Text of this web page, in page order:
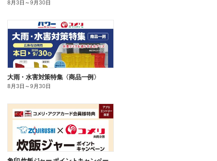
8月3日 ～9月30日
大雨・水害対策特集〈商品一例〉
8月3日 ～9月30日